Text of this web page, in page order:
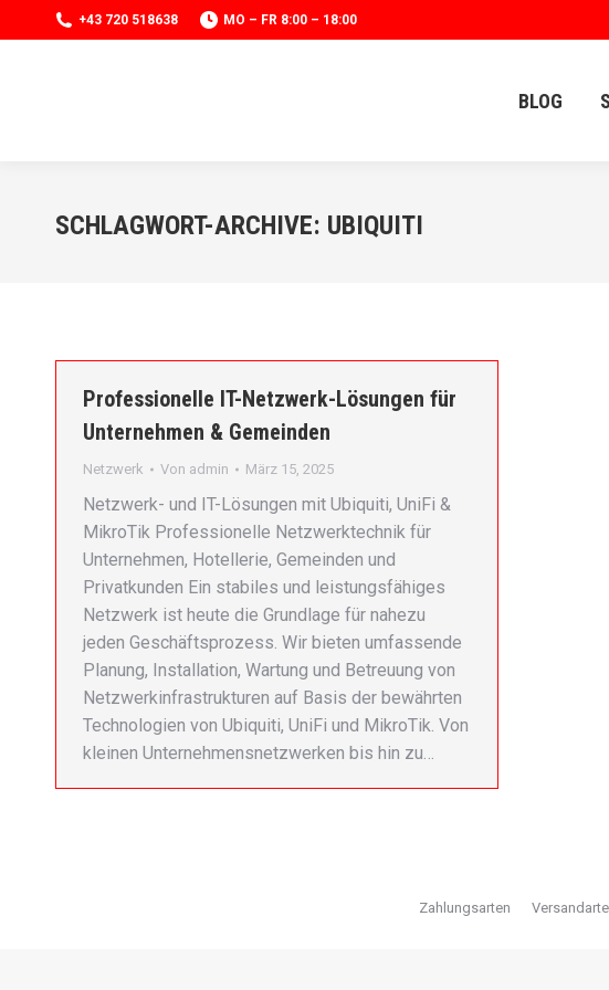
+43 720 518638 MO – FR 8:00 – 18:00
BLOG
SCHLAGWORT-ARCHIVE: UBIQUITI
Professionelle IT-Netzwerk-Lösungen für
Unternehmen & Gemeinden
Netzwerk Von admin März 15, 2025
Netzwerk- und IT-Lösungen mit Ubiquiti, UniFi &
MikroTik Professionelle Netzwerktechnik für
Unternehmen, Hotellerie, Gemeinden und
Privatkunden Ein stabiles und leistungsfähiges
Netzwerk ist heute die Grundlage für nahezu
jeden Geschäftsprozess. Wir bieten umfassende
Planung, Installation, Wartung und Betreuung von
Netzwerkinfrastrukturen auf Basis der bewährten
Technologien von Ubiquiti, UniFi und MikroTik. Von
kleinen Unternehmensnetzwerken bis hin zu…
Zahlungsarten